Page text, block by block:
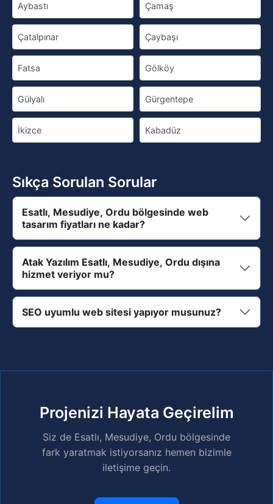
Aybastı Çamaş
Çatalpınar Çaybaşı
Fatsa Gölköy
Gülyalı Gürgentepe
İkizce Kabadüz
Sıkça Sorulan Sorular
Esatlı, Mesudiye, Ordu bölgesinde web
tasarım fiyatları ne kadar?
Atak Yazılım Esatlı, Mesudiye, Ordu dışına
hizmet veriyor mu?
SEO uyumlu web sitesi yapıyor musunuz?
Projenizi Hayata Geçirelim
Siz de Esatlı, Mesudiye, Ordu bölgesinde
fark yaratmak istiyorsanız hemen bizimle
iletişime geçin.